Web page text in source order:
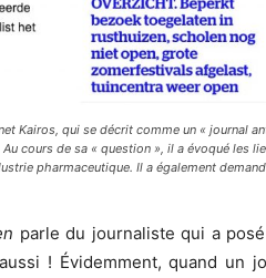
Kairos, qui se décrit comme un « journal
cours de sa « question », il a évoqué les
pharmaceutique. Il a également
parle du journaliste qui a
! Évidemment, quand un